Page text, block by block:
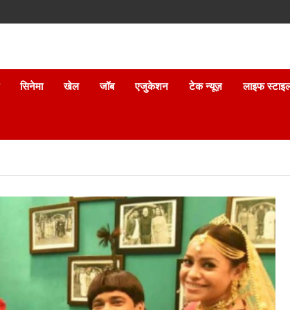
सिनेमा खेल जॉब एजुकेशन टेक न्यूज़ लाइफ